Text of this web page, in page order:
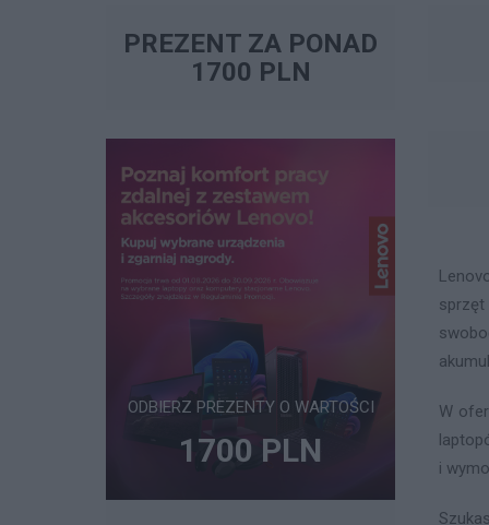
PREZENT ZA PONAD
1700 PLN
ODBIERZ PREZENTY O WARTOŚCI
1700 PLN
sprzęt
W
i